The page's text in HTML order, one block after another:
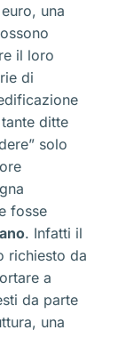
una
il loro
di
ditte
solo
fosse
. Infatti il
richiesto da
a
da parte
una